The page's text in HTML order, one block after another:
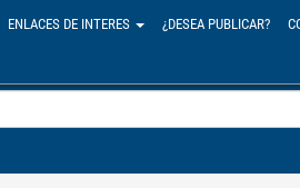
ENLACES DE INTERES ¿DESEA PUBLICAR?